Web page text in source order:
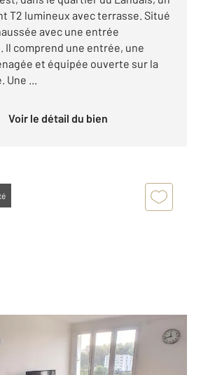
T2 lumineux avec terrasse. Situé
avec une entrée
Il comprend une entrée, une
et équipée ouverte sur la
Une ...
Voir le détail du bien
pièces